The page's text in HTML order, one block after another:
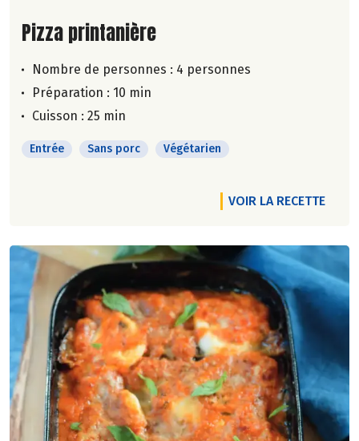
Lire la suite de la recette
Pizza printanière
Nombre de personnes : 4 personnes
Préparation : 10 min
Cuisson : 25 min
Entrée Sans porc Végétarien
VOIR LA RECETTE